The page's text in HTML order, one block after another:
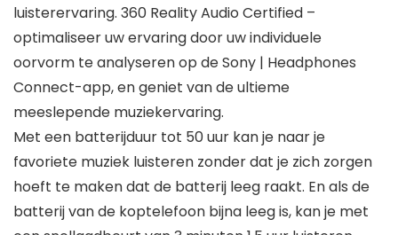
luisterervaring. 360 Reality Audio Certified –
optimaliseer uw ervaring door uw individuele
oorvorm te analyseren op de Sony | Headphones
Connect-app, en geniet van de ultieme
meeslepende muziekervaring.
Met een batterijduur tot 50 uur kan je naar je
favoriete muziek luisteren zonder dat je zich zorgen
hoeft te maken dat de batterij leeg raakt. En als de
batterij van de koptelefoon bijna leeg is, kan je met